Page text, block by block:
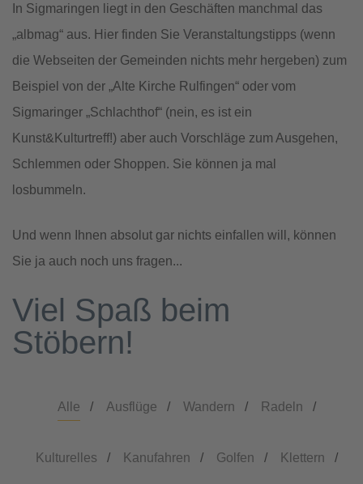
In Sigmaringen liegt in den Geschäften manchmal das
„albmag“ aus. Hier finden Sie Veranstaltungstipps (wenn
die Webseiten der Gemeinden nichts mehr hergeben) zum
Beispiel von der „Alte Kirche Rulfingen“ oder vom
Sigmaringer „Schlachthof“ (nein, es ist ein
Kunst&Kulturtreff!) aber auch Vorschläge zum Ausgehen,
Schlemmen oder Shoppen. Sie können ja mal
losbummeln.
Und wenn Ihnen absolut gar nichts einfallen will, können
Sie ja auch noch uns fragen...
Viel Spaß beim
Stöbern!
Alle / Ausflüge / Wandern / Radeln /
Kulturelles / Kanufahren / Golfen / Klettern /